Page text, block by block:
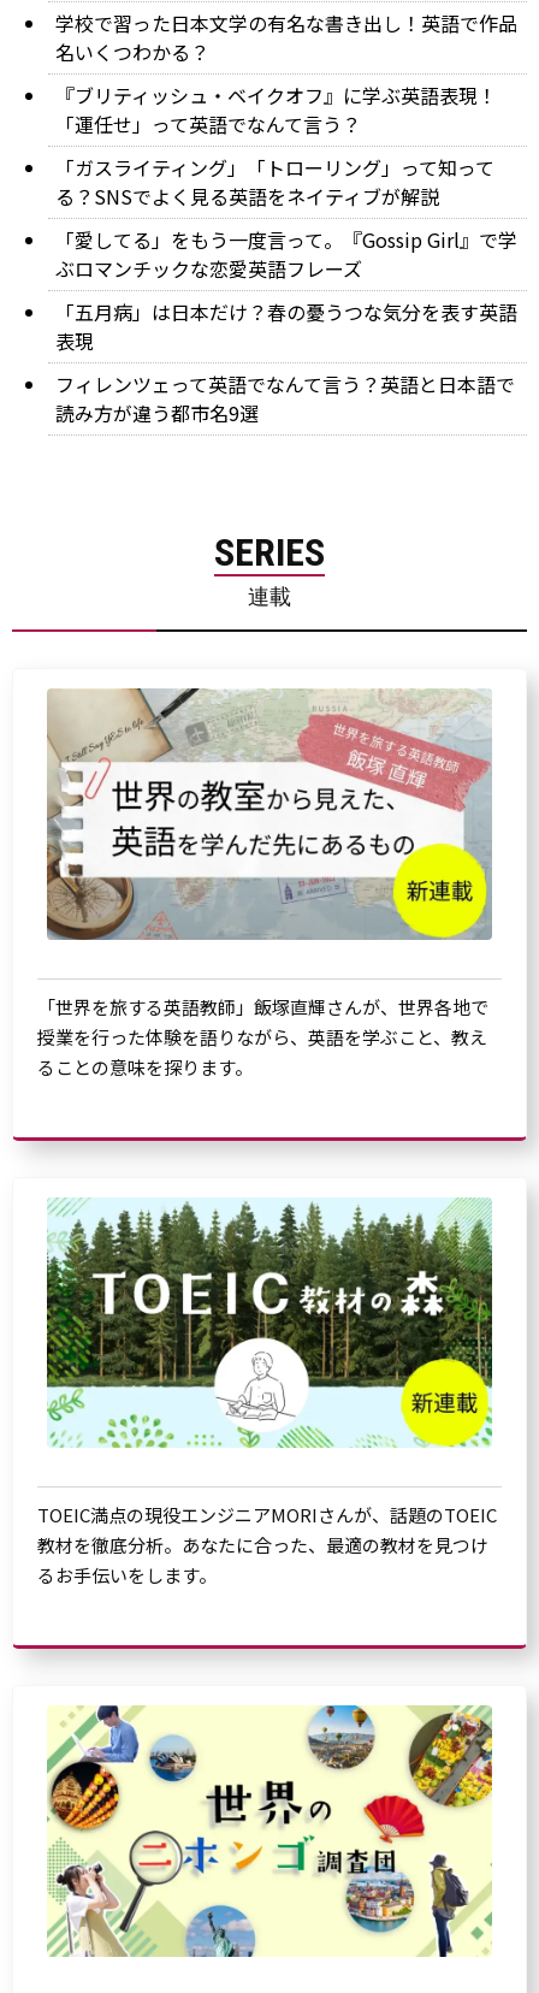
学校で習った日本文学の有名な書き出し！英語で作品
名いくつわかる？
『ブリティッシュ・ベイクオフ』に学ぶ英語表現！
「運任せ」って英語でなんて言う？
「ガスライティング」「トローリング」って知って
る？SNSでよく見る英語をネイティブが解説
「愛してる」をもう一度言って。『Gossip Girl』で学
ぶロマンチックな恋愛英語フレーズ
「五月病」は日本だけ？春の憂うつな気分を表す英語
表現
フィレンツェって英語でなんて言う？英語と日本語で
読み方が違う都市名9選
SERIES
連載
「世界を旅する英語教師」飯塚直輝さんが、世界各地で
授業を行った体験を語りながら、英語を学ぶこと、教え
ることの意味を探ります。
TOEIC満点の現役エンジニアMORIさんが、話題のTOEIC
教材を徹底分析。あなたに合った、最適の教材を見つけ
るお手伝いをします。